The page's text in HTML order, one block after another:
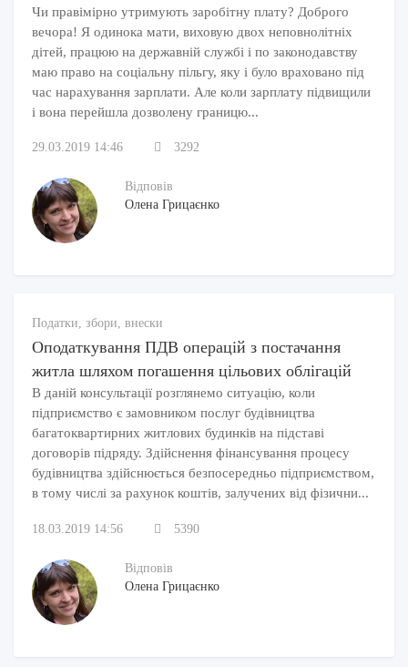
Чи правімірно утримують заробітну плату? Доброго
вечора! Я одинока мати, виховую двох неповнолітніх
дітей, працюю на державній службі і по законодавству
маю право на соціальну пільгу, яку і було враховано під
час нарахування зарплати. Але коли зарплату підвищили
і вона перейшла дозволену границю...
29.03.2019 14:46 3292
Відповів
Олена Грицаєнко
Податки, збори, внески
Оподаткування ПДВ операцій з постачання
житла шляхом погашення цільових облігацій
В даній консультації розглянемо ситуацію, коли
підприємство є замовником послуг будівництва
багатоквартирних житлових будинків на підставі
договорів підряду. Здійснення фінансування процесу
будівництва здійснюється безпосередньо підприємством,
в тому числі за рахунок коштів, залучених від фізични...
18.03.2019 14:56 5390
Відповів
Олена Грицаєнко